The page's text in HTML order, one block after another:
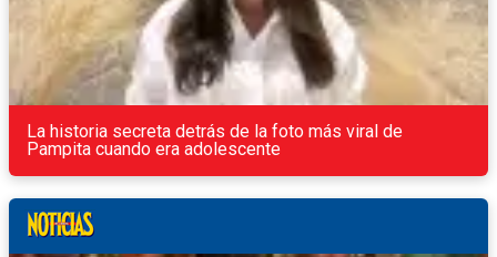
La historia secreta detrás de la foto más viral de
Pampita cuando era adolescente